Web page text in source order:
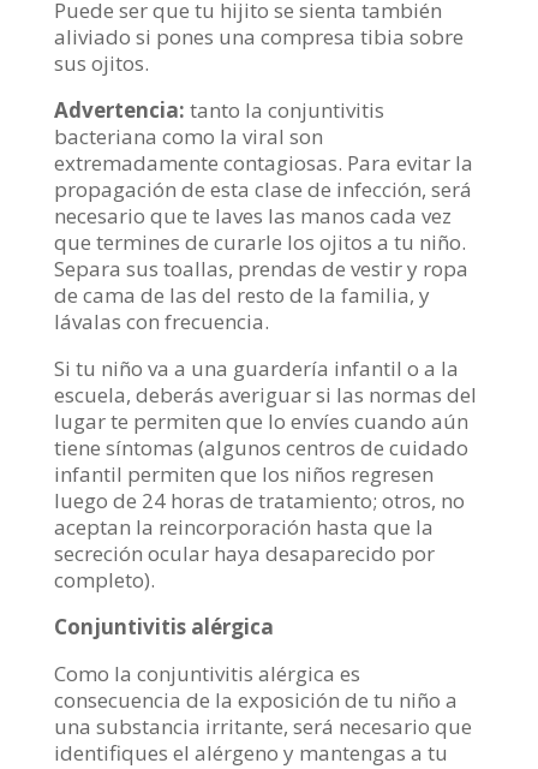
Puede ser que tu hijito se sienta también
aliviado si pones una compresa tibia sobre
sus ojitos.
Advertencia: tanto la conjuntivitis
bacteriana como la viral son
extremadamente contagiosas. Para evitar la
propagación de esta clase de infección, será
necesario que te laves las manos cada vez
que termines de curarle los ojitos a tu niño.
Separa sus toallas, prendas de vestir y ropa
de cama de las del resto de la familia, y
lávalas con frecuencia.
Si tu niño va a una guardería infantil o a la
escuela, deberás averiguar si las normas del
lugar te permiten que lo envíes cuando aún
tiene síntomas (algunos centros de cuidado
infantil permiten que los niños regresen
luego de 24 horas de tratamiento; otros, no
aceptan la reincorporación hasta que la
secreción ocular haya desaparecido por
completo).
Conjuntivitis alérgica
Como la conjuntivitis alérgica es
consecuencia de la exposición de tu niño a
una substancia irritante, será necesario que
identifiques el alérgeno y mantengas a tu